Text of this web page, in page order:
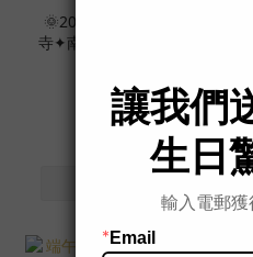
🌞2026端午能量x千年古
寺✦南普陀寺祈福寶石+佛
頭項鍊 早期料 手工雕刻
附不鏽鋼鍊 天然晶礦
S26AG02-02-1